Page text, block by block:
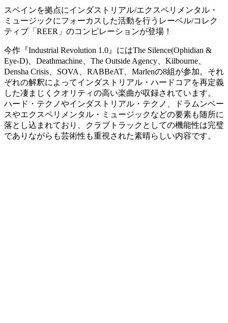
スペインを拠点にインダストリアル/エクスペリメンタル・
ミュージックにフォーカスした活動を行うレーベル/コレク
ティブ「REER」のコンピレーションが登場！
今作『Industrial Revolution 1.0』にはThe Silence(Ophidian &
Eye-D)、Deathmachine、The Outside Agency、Kilbourne、
Densha Crisis、SOVA、RABBeAT、Marlenの8組が参加。それ
ぞれの解釈によってインダストリアル・ハードコアを再定義
した凄まじくクオリティの高い楽曲が収録されています。
ハード・テクノやインダストリアル・テクノ、ドラムンベー
スやエクスペリメンタル・ミュージックなどの要素も随所に
落とし込まれており、クラブトラックとしての機能性は完璧
でありながらも芸術性も重視された素晴らしい内容です。